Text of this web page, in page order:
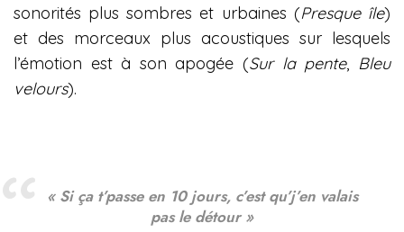
sonorités plus sombres et urbaines (Presque île)
et des morceaux plus acoustiques sur lesquels
l’émotion est à son apogée (Sur la pente, Bleu
velours).
« Si ça t’passe en 10 jours, c’est qu’j’en valais
pas le détour »